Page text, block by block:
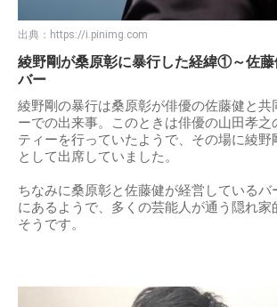
出典： https://i.pinimg.com
綾野剛が桑原彰に暴行した経緯①～佐
バー
綾野剛の暴行は桑原彰が俳優の佐藤健と共
ーでの出来事。このときは俳優の山田孝之
ティーを行っていたようで、その場に綾野
として出席していました。
ちなみに桑原彰と佐藤健が経営しているバ
にあるようで、多くの芸能人が通う隠れ家
そうです。